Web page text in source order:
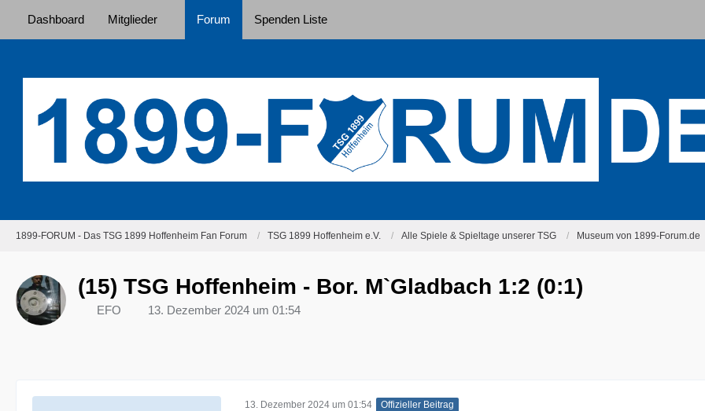
Dashboard Mitglieder Forum Spenden Liste
1899-FORUM - Das TSG 1899 Hoffenheim Fan Forum TSG 1899 Hoffenheim e.V. Alle Spiele & Spieltage unserer TSG Museum von 1899-Forum.de
(15) TSG Hoffenheim - Bor. M`Gladbach 1:2 (0:1)
EFO 13. Dezember 2024 um 01:54
13. Dezember 2024 um 01:54 Offizieller Beitrag